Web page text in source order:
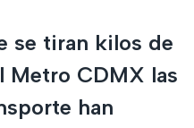
se tiran kilos de
Metro CDMX las
han